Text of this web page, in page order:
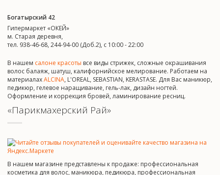
Богатырский 42
Гипермаркет «ОКЕЙ»
м. Старая деревня,
тел. 938-46-68, 244-94-00 (Доб.2), c 10:00 - 22:00
В нашем салоне красоты все виды стрижек, сложные окрашивания
волос балаяж, шатуш, калифорнийское мелирование. Работаем на
материалахALCINA, L'OREAL, SEBASTIAN, KERASTASE. Для Вас маникюр,
педикюр, гелевое наращивание, гель-лак, дизайн ногтей.
Оформление и коррекция бровей, ламинирование ресниц.
«Парикмахерский Рай»
В нашем магазине представлены к продаже: профессиональная
косметика для волос, маникюра, педикюра, профессиональная